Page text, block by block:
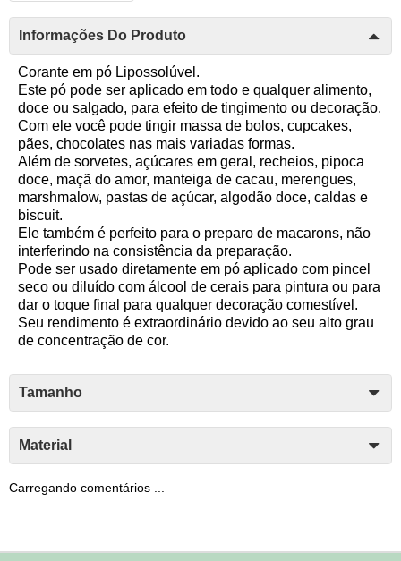
Informações Do Produto
Corante em pó Lipossolúvel.
Este pó pode ser aplicado em todo e qualquer alimento,
doce ou salgado, para efeito de tingimento ou decoração.
Com ele você pode tingir massa de bolos, cupcakes,
pães, chocolates nas mais variadas formas.
Além de sorvetes, açúcares em geral, recheios, pipoca
doce, maçã do amor, manteiga de cacau, merengues,
marshmalow, pastas de açúcar, algodão doce, caldas e
biscuit.
Ele também é perfeito para o preparo de macarons, não
interferindo na consistência da preparação.
Pode ser usado diretamente em pó aplicado com pincel
seco ou diluído com álcool de cerais para pintura ou para
dar o toque final para qualquer decoração comestível.
Seu rendimento é extraordinário devido ao seu alto grau
de concentração de cor.
Tamanho
Material
Carregando comentários ...